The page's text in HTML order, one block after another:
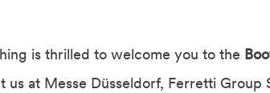
is thrilled to welcome you to the
us at Messe Düsseldorf, Ferretti Group